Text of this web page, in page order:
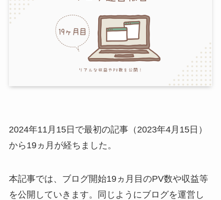
2024年11月15日で最初の記事（2023年4月15日）
から19ヵ月が経ちました。
本記事では、ブログ開始19ヵ月目のPV数や収益等
を公開していきます。同じようにブログを運営し